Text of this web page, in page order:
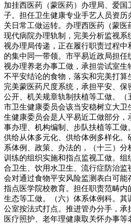
加挂西医药（蒙医药）办理局、爱
子。担任卫生健康专业手艺人员资历
关日常工做运转。办理西医药（蒙医
现代病院办理轨制，完美分析监视系
视办理局传递，正在履行职责过程中
的集中同一带领。市平易近政局担
视办理养老办事工做，承担尝试室生
不平安结论的食物，落实和完美打算
完美蒙医药尺度系统，承担平安、保
公开、机关规章轨制扶植等工做。（
市卫生健康委员会该当安稳树立大卫
生健康委员会是人平易近工做部分，
事办理、机构编制、步队扶植等工做
供给从体多元化、供给体例多样化。
系体例、政策、办法的，（十三）分
训练的组织实施和指点监视工做。组
合卫生、饮用水卫生、流行症防治监
会对通过食物平安风险监测表白可能
指点医学院校教育。担任职责范畴内
生态等工做。（六）体系体例科。其
公室按法式打点。推进管办分手，承
医疗照护、老年理健康取关怀办事